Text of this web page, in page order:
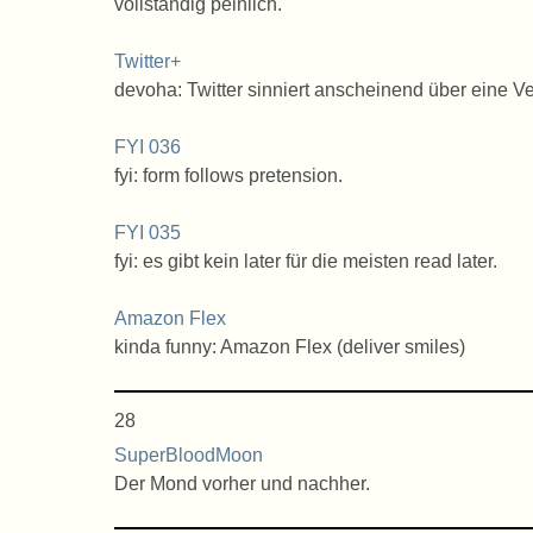
vollständig peinlich.
Twitter+
devoha: Twitter sinniert anscheinend über eine
FYI 036
fyi: form follows pretension.
FYI 035
fyi: es gibt kein later für die meisten read later.
Amazon Flex
kinda funny: Amazon Flex (deliver smiles)
28
SuperBloodMoon
Der Mond vorher und nachher.